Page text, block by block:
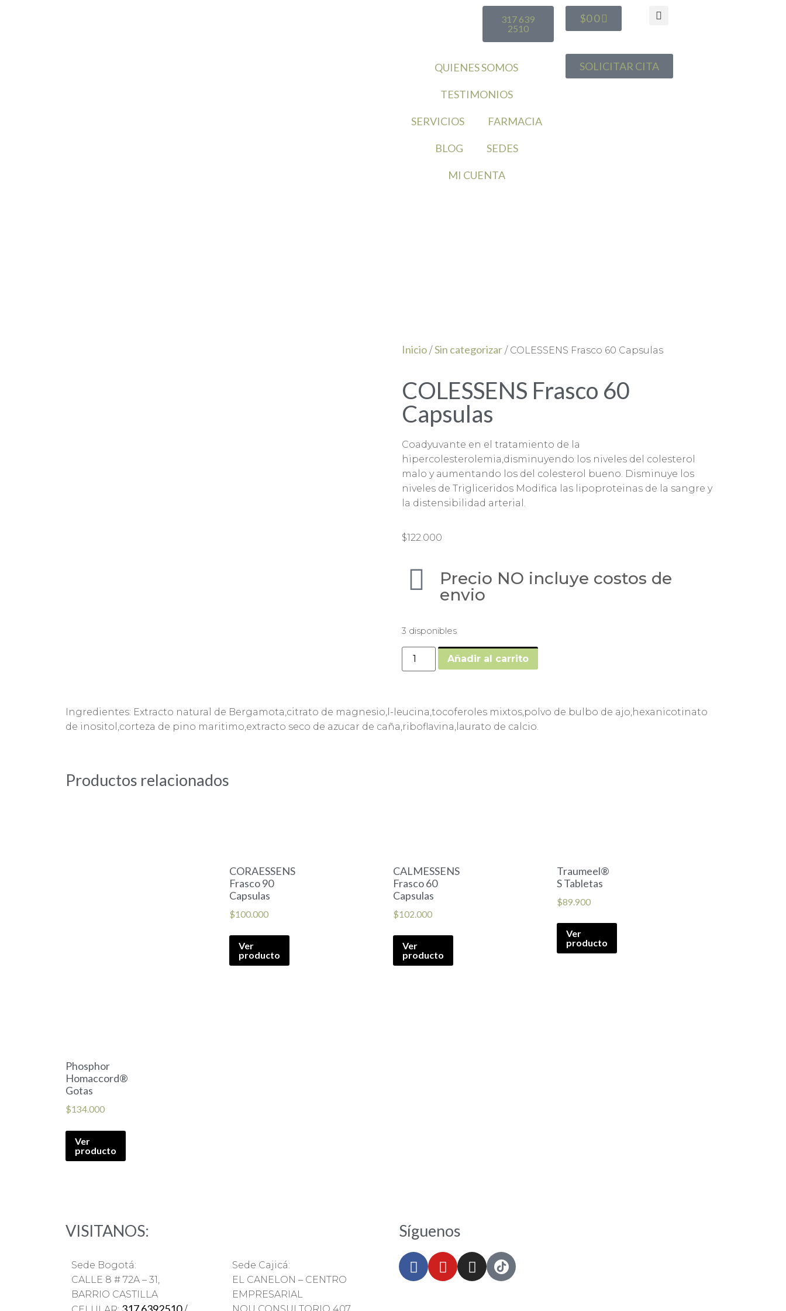
317 639
2510
$00
QUIENES SOMOS
TESTIMONIOS
SERVICIOS FARMACIA
BLOG SEDES
MI CUENTA
SOLICITAR CITA
Inicio /Sin categorizar / COLESSENS Frasco 60 Capsulas
COLESSENS Frasco 60
Capsulas
Coadyuvante en el tratamiento de la
hipercolesterolemia,disminuyendo los niveles del colesterol
malo y aumentando los del colesterol bueno. Disminuye los
niveles de Trigliceridos Modifica las lipoproteinas de la sangre y
la distensibilidad arterial.
$122.000
Precio NO incluye costos de
envio
3 disponibles
Añadir al carrito
Ingredientes: Extracto natural de Bergamota,citrato de magnesio,l-leucina,tocoferoles mixtos,polvo de bulbo de ajo,hexanicotinato
de inositol,corteza de pino maritimo,extracto seco de azucar de caña,riboflavina,laurato de calcio.
Productos relacionados
CORAESSENS
Frasco 90
Capsulas
$100.000
Ver
producto
CALMESSENS
Frasco 60
Capsulas
$102.000
Ver
producto
Traumeel®
S Tabletas
$89.900
Ver
producto
Phosphor
Homaccord®
Gotas
$134.000
Ver
producto
VISITANOS:
Sede Bogotá:
CALLE 8 # 72A – 31,
BARRIO CASTILLA
Sede Cajicá:
EL CANELON – CENTRO
EMPRESARIAL
Síguenos